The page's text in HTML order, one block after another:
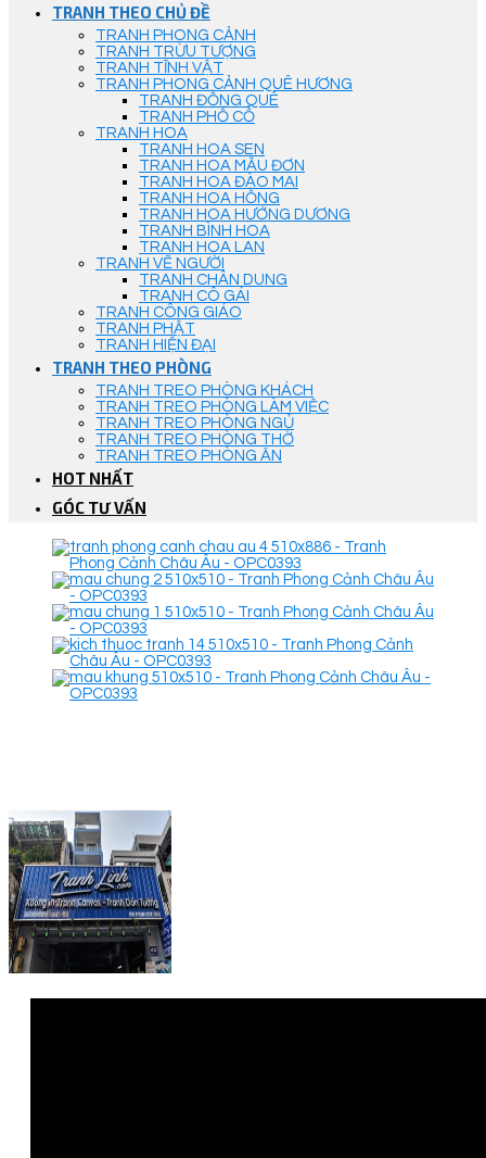
TRANH THEO CHỦ ĐỀ
TRANH PHONG CẢNH
TRANH TRỪU TƯỢNG
TRANH TĨNH VẬT
TRANH PHONG CẢNH QUÊ HƯƠNG
TRANH ĐỒNG QUÊ
TRANH PHỐ CỔ
TRANH HOA
TRANH HOA SEN
TRANH HOA MẪU ĐƠN
TRANH HOA ĐÀO MAI
TRANH HOA HỒNG
TRANH HOA HƯỚNG DƯƠNG
TRANH BÌNH HOA
TRANH HOA LAN
TRANH VẼ NGƯỜI
TRANH CHÂN DUNG
TRANH CÔ GÁI
TRANH CÔNG GIÁO
TRANH PHẬT
TRANH HIỆN ĐẠI
TRANH THEO PHÒNG
TRANH TREO PHÒNG KHÁCH
TRANH TREO PHÒNG LÀM VIỆC
TRANH TREO PHÒNG NGỦ
TRANH TREO PHÒNG THỜ
TRANH TREO PHÒNG ĂN
HOT NHẤT
GÓC TƯ VẤN